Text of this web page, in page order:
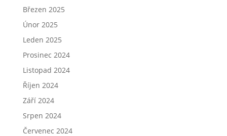
Březen 2025
Únor 2025
Leden 2025
Prosinec 2024
Listopad 2024
Říjen 2024
Září 2024
Srpen 2024
Červenec 2024